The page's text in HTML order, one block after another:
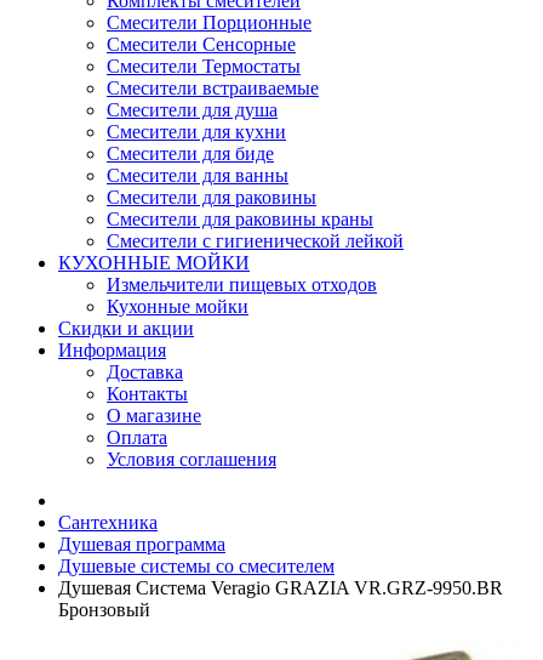
Смесители Порционные
Смесители Сенсорные
Смесители Термостаты
Смесители встраиваемые
Смесители для душа
Смесители для кухни
Смесители для биде
Смесители для ванны
Смесители для раковины
Смесители для раковины краны
Смесители с гигиенической лейкой
КУХОННЫЕ МОЙКИ
Измельчители пищевых отходов
Кухонные мойки
Скидки и акции
Информация
Доставка
Контакты
О магазине
Оплата
Условия соглашения
Сантехника
Душевая программа
Душевые системы со смесителем
Душевая Система Veragio GRAZIA VR.GRZ-9950.BR
Бронзовый